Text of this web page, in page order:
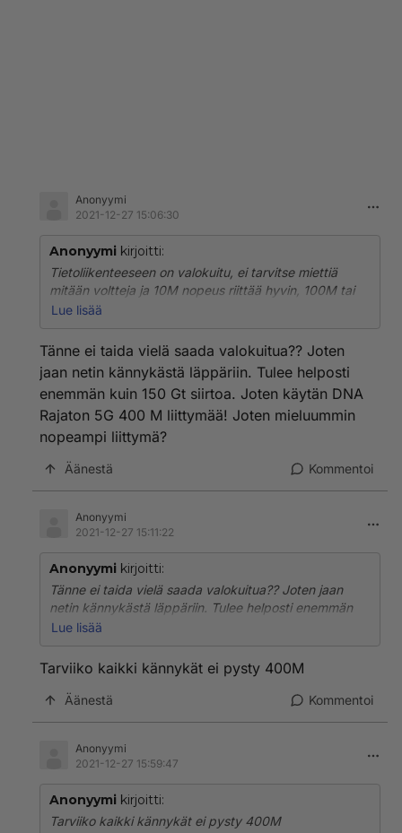
Anonyymi
2021-12-27 15:06:30
Anonyymi kirjoitti:
Tietoliikenteeseen on valokuitu, ei tarvitse miettiä
mitään voltteja ja 10M nopeus riittää hyvin, 100M tai
enemmän jos haluaa maksaa. Kännykässä tarvitsee
hyvin.
Lue lisää
Tänne ei taida vielä saada valokuitua?? Joten
jaan netin kännykästä läppäriin. Tulee helposti
enemmän kuin 150 Gt siirtoa. Joten käytän DNA
Rajaton 5G 400 M liittymää! Joten mieluummin
nopeampi liittymä?
Äänestä Kommentoi
Anonyymi
2021-12-27 15:11:22
Anonyymi kirjoitti:
Tänne ei taida vielä saada valokuitua?? Joten jaan
netin kännykästä läppäriin. Tulee helposti enemmän
kuin 150 Gt siirtoa. Joten käytän DNA Rajaton 5G 400
Lue lisää
Tarviiko kaikki kännykät ei pysty 400M
Äänestä Kommentoi
Anonyymi
2021-12-27 15:59:47
Anonyymi kirjoitti:
Tarviiko kaikki kännykät ei pysty 400M